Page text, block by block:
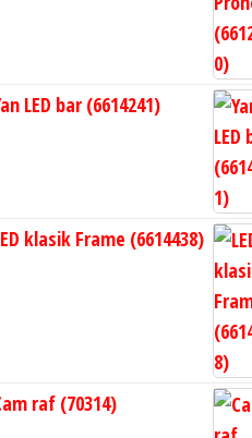
LED bar (6614241)
klasik Frame (6614438)
raf (70314)